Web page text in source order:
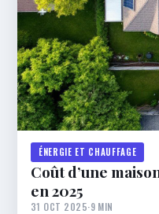
ÉNERGIE ET CHAUFFAGE
Coût d’une
en 2025
31 OCT 2025·9 MIN